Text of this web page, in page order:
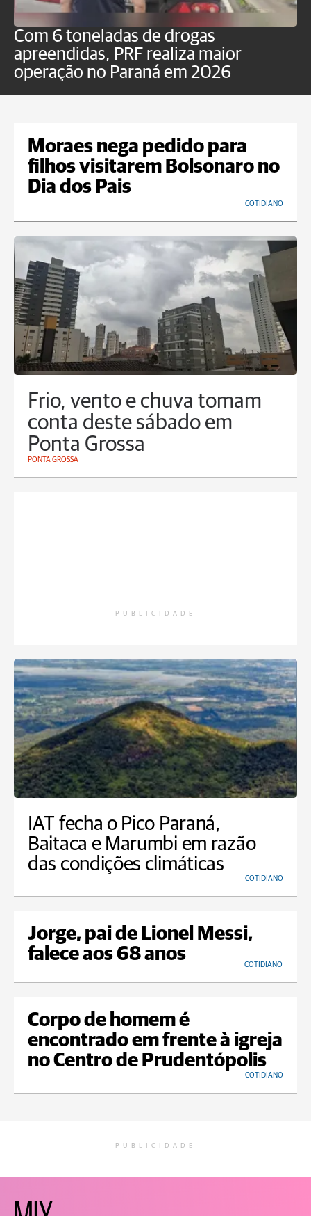
Com 6 toneladas de drogas
apreendidas, PRF realiza maior
operação no Paraná em 2026
Moraes nega pedido para
filhos visitarem Bolsonaro no
Dia dos Pais
COTIDIANO
Frio, vento e chuva tomam
conta deste sábado em
Ponta Grossa
PONTA GROSSA
PUBLICIDADE
IAT fecha o Pico Paraná,
Baitaca e Marumbi em razão
das condições climáticas
COTIDIANO
Jorge, pai de Lionel Messi,
falece aos 68 anos
COTIDIANO
Corpo de homem é
encontrado em frente à igreja
no Centro de Prudentópolis
COTIDIANO
PUBLICIDADE